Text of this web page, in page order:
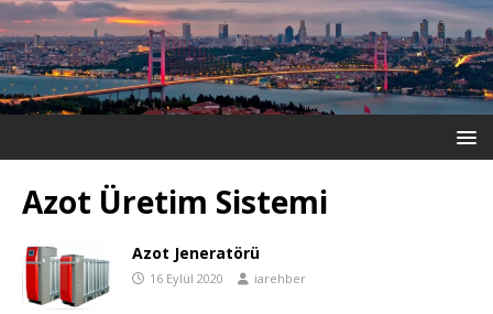
Azot Üretim Sistemi
Azot Jeneratörü
16 Eylül 2020 iarehber